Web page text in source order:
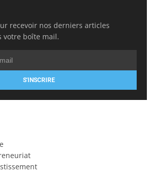
recevoir nos derniers articles
votre boîte mail.
S'INSCRIRE